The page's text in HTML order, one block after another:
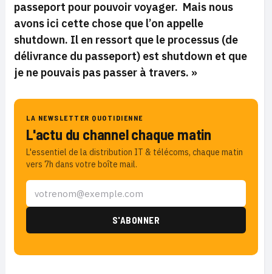
passeport pour pouvoir voyager. Mais nous
avons ici cette chose que l’on appelle
shutdown. Il en ressort que le processus (de
délivrance du passeport) est shutdown et que
je ne pouvais pas passer à travers. »
LA NEWSLETTER QUOTIDIENNE
L'actu du channel chaque matin
L'essentiel de la distribution IT & télécoms, chaque matin
vers 7h dans votre boîte mail.